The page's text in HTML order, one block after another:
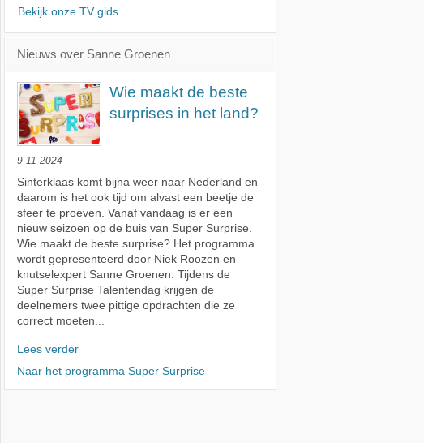
Bekijk onze TV gids
Nieuws over Sanne Groenen
Wie maakt de beste
surprises in het land?
9-11-2024
Sinterklaas komt bijna weer naar Nederland en
daarom is het ook tijd om alvast een beetje de
sfeer te proeven. Vanaf vandaag is er een
nieuw seizoen op de buis van Super Surprise.
Wie maakt de beste surprise? Het programma
wordt gepresenteerd door Niek Roozen en
knutselexpert Sanne Groenen. Tijdens de
Super Surprise Talentendag krijgen de
deelnemers twee pittige opdrachten die ze
correct moeten...
Lees verder
Naar het programma Super Surprise